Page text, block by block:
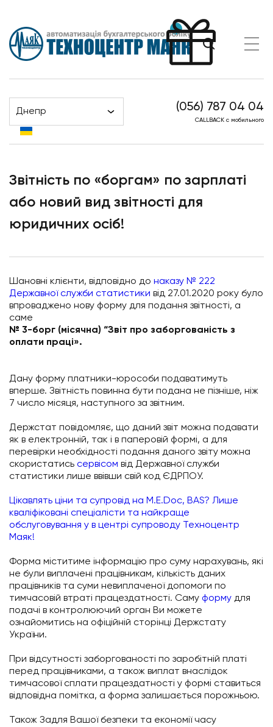
Днепр (056) 787 04 04
CALLBACK с мобильного
Головна Новости
Звітність по «боргам» по зарплаті або новий вид
Звітність по «боргам» по зарплаті
або новий вид звітності для
юридичних осіб!
Шановні клієнти, відповідно до наказу № 222
Державної служби статистики від 27.01.2020 року було
впроваджено нову форму для подання звітності, а
саме
№ 3-борг (місячна) “Звіт про заборгованість з
оплати праці».
Дану форму платники-юрособи подаватимуть
вперше. Звітність повинна бути подана не пізніше, ніж
7 число місяця, наступного за звітним.
Держстат повідомляє, що даний звіт можна подавати
як в електронній, так і в паперовій формі, а для
перевірки необхідності подання даного звіту можна
скористатись сервісом від Державної служби
статистики лише ввівши свій код ЄДРПОУ.
Цікавлять ціни та супровід на M.E.Doc, BAS? Лише
кваліфіковані спеціалісти та найкраще
обслуговування у в центрi супроводу Техноцентр
Маяк!
Форма міститиме інформацію про суму нарахувань, які
не були виплачені працівникам, кількість даних
працівників та суми невиплаченої допомоги по
тимчасовій втраті працездатності. Саму форму для
подачі в контролюючий орган Ви можете
ознайомитись на офіційній сторінці Держстату
України.
При відсутності заборгованості по заробітній платі
перед працівниками, а також виплат внаслідок
тимчасової сплати працездатності у формі ставиться
відповідна помітка, а форма залишається порожньою.
Також Задля Вашої безпеки та економії часу